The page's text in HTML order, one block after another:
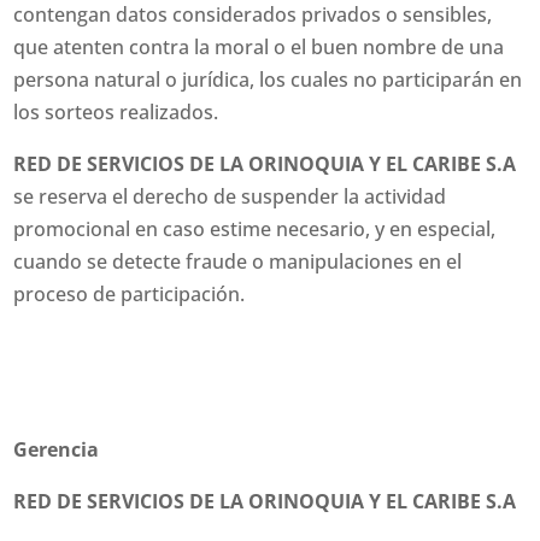
contengan datos considerados privados o sensibles,
que atenten contra la moral o el buen nombre de una
persona natural o jurídica, los cuales no participarán en
los sorteos realizados.
RED DE SERVICIOS DE LA ORINOQUIA Y EL CARIBE S.A
se reserva el derecho de suspender la actividad
promocional en caso estime necesario, y en especial,
cuando se detecte fraude o manipulaciones en el
proceso de participación.
Gerencia
RED DE SERVICIOS DE LA ORINOQUIA Y EL CARIBE S.A